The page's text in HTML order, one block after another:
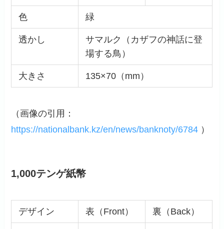
色 緑
透かし
サマルク（カザフの神話に登
場する鳥）
大きさ 135×70（mm）
（画像の引用：
https://nationalbank.kz/en/news/banknoty/6784 ）
1,000テンゲ紙幣
デザイン 表（Front） 裏（Back）